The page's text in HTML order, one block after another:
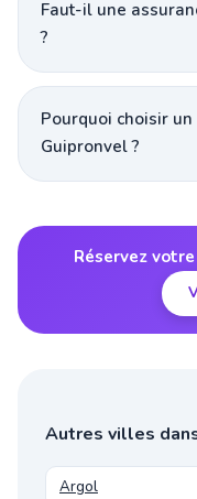
Faut-il une
?
Pourquoi choisir
Guipronvel ?
Réservez
Autres villes
Argol